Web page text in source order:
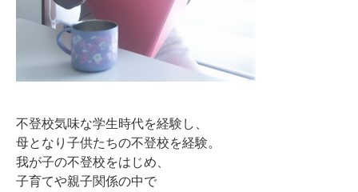
不登校気味な学生時代を経験し、
母となり子供たちの不登校を経験。
我が子の不登校をはじめ、
子育てや親子関係の中で